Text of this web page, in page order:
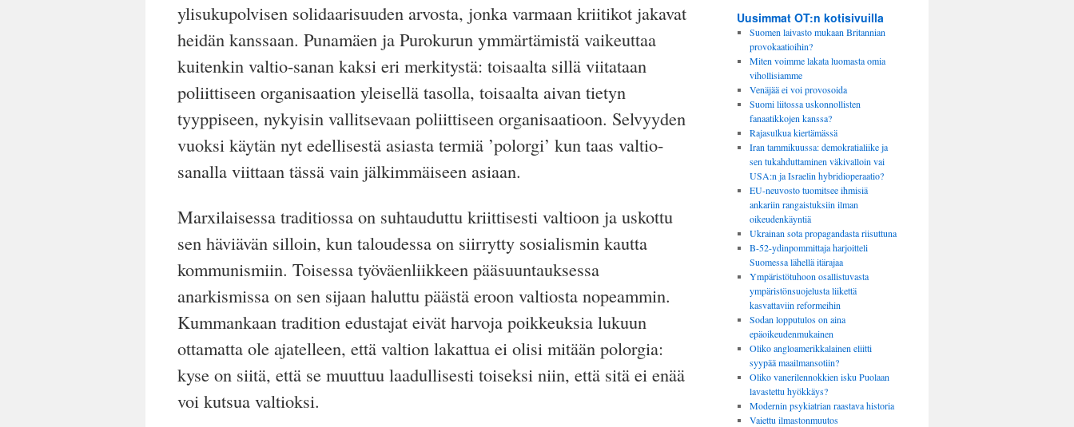
ylisukupolvisen solidaarisuuden arvosta, jonka varmaan kriitikot jakavat
heidän kanssaan. Punamäen ja Purokurun ymmärtämistä vaikeuttaa
kuitenkin valtio-sanan kaksi eri merkitystä: toisaalta sillä viitataan
poliittiseen organisaation yleisellä tasolla, toisaalta aivan tietyn
tyyppiseen, nykyisin vallitsevaan poliittiseen organisaatioon. Selvyyden
vuoksi käytän nyt edellisestä asiasta termiä ’polorgi’ kun taas valtio-
sanalla viittaan tässä vain jälkimmäiseen asiaan.
Marxilaisessa traditiossa on suhtauduttu kriittisesti valtioon ja uskottu
sen häviävän silloin, kun taloudessa on siirrytty sosialismin kautta
kommunismiin. Toisessa työväenliikkeen pääsuuntauksessa
anarkismissa on sen sijaan haluttu päästä eroon valtiosta nopeammin.
Kummankaan tradition edustajat eivät harvoja poikkeuksia lukuun
ottamatta ole ajatelleen, että valtion lakattua ei olisi mitään polorgia:
kyse on siitä, että se muuttuu laadullisesti toiseksi niin, että sitä ei enää
voi kutsua valtioksi.
Uusimmat OT:n kotisivuilla
Suomen laivasto mukaan Britannian
provokaatioihin?
Miten voimme lakata luomasta omia
vihollisiamme
Venäjää ei voi provosoida
Suomi liitossa uskonnollisten
fanaatikkojen kanssa?
Rajasulkua kiertämässä
Iran tammikuussa: demokratialiike ja
sen tukahduttaminen väkivalloin vai
USA:n ja Israelin hybridioperaatio?
EU-neuvosto tuomitsee ihmisiä
ankariin rangaistuksiin ilman
oikeudenkäyntiä
Ukrainan sota propagandasta riisuttuna
B-52-ydinpommittaja harjoitteli
Suomessa lähellä itärajaa
Ympäristötuhoon osallistuvasta
ympäristönsuojelusta liikettä
kasvattaviin reformeihin
Sodan lopputulos on aina
epäoikeudenmukainen
Oliko angloamerikkalainen eliitti
syypää maailmansotiin?
Oliko vanerilennokkien isku Puolaan
lavastettu hyökkäys?
Modernin psykiatrian raastava historia
Vaiettu ilmastonmuutos